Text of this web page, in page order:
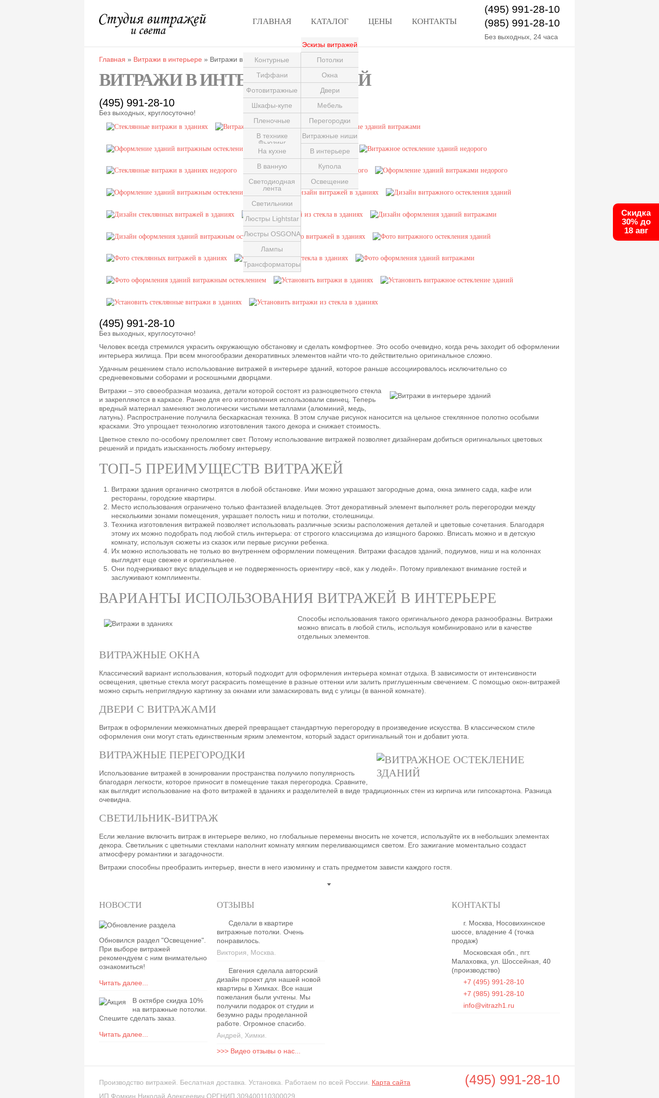
ГЛАВНАЯ КАТАЛОГ
Эскизы витражей
Потолки
Контурные
Тиффани
Фотовитражные
Пескоструйные
Пленочные
В технике
Фьюзинг
С лазерной
гравировкой
Окна
Двери
Мебель
Шкафы-купе
Перегородки
Витражные ниши
В интерьере
На кухне
В ванную
Для гостиной
В зданиях
Купола
Освещение
Светодиодная
лента
Светильники
Люстры Lightstar
Люстры OSGONA
Лампы
Трансформаторы
ЦЕНЫ КОНТАКТЫ
(495) 991-28-10
(985) 991-28-10
Без выходных, 24 часа
Главная » Витражи в интерьере » Витражи в зданиях
ВИТРАЖИ В ИНТЕРЬЕРЕ ЗДАНИЙ
(495) 991-28-10
Без выходных, круглосуточно!
(495) 991-28-10
Без выходных, круглосуточно!
Человек всегда стремился украсить окружающую обстановку и сделать комфортнее. Это особо очевидно, когда речь заходит об оформлении
интерьера жилища. При всем многообразии декоративных элементов найти что-то действительно оригинальное сложно.
Удачным решением стало использование витражей в интерьере зданий, которое раньше ассоциировалось исключительно со
средневековыми соборами и роскошными дворцами.
Витражи – это своеобразная мозаика, детали которой состоят из разноцветного стекла
и закрепляются в каркасе. Ранее для его изготовления использовали свинец. Теперь
вредный материал заменяют экологически чистыми металлами (алюминий, медь,
латунь). Распространение получила бескаркасная техника. В этом случае рисунок наносится на цельное стеклянное полотно особыми
красками. Это упрощает технологию изготовления такого декора и снижает стоимость.
Цветное стекло по-особому преломляет свет. Потому использование витражей позволяет дизайнерам добиться оригинальных цветовых
решений и придать изысканность любому интерьеру.
ТОП-5 ПРЕИМУЩЕСТВ ВИТРАЖЕЙ
Витражи здания органично смотрятся в любой обстановке. Ими можно украшают загородные дома, окна зимнего сада, кафе или
рестораны, городские квартиры.
Место использования ограничено только фантазией владельцев. Этот декоративный элемент выполняет роль перегородки между
несколькими зонами помещения, украшает полость ниш и потолки, столешницы.
Техника изготовления витражей позволяет использовать различные эскизы расположения деталей и цветовые сочетания. Благодаря
этому их можно подобрать под любой стиль интерьера: от строгого классицизма до изящного барокко. Вписать можно и в детскую
комнату, используя сюжеты из сказок или первые рисунки ребенка.
Их можно использовать не только во внутреннем оформлении помещения. Витражи фасадов зданий, подиумов, ниш и на колоннах
выглядят еще свежее и оригинальнее.
Они подчеркивают вкус владельцев и не подверженность ориентиру «всё, как у людей». Потому привлекают внимание гостей и
заслуживают комплименты.
ВАРИАНТЫ ИСПОЛЬЗОВАНИЯ ВИТРАЖЕЙ В ИНТЕРЬЕРЕ
Способы использования такого оригинального декора разнообразны. Витражи
можно вписать в любой стиль, используя комбинировано или в качестве
отдельных элементов.
ВИТРАЖНЫЕ ОКНА
Классический вариант использования, который подходит для оформления интерьера комнат отдыха. В зависимости от интенсивности
освещения, цветные стекла могут раскрасить помещение в разные оттенки или залить приглушенным свечением. С помощью окон-витражей
можно скрыть неприглядную картинку за окнами или замаскировать вид с улицы (в ванной комнате).
ДВЕРИ С ВИТРАЖАМИ
Витраж в оформлении межкомнатных дверей превращает стандартную перегородку в произведение искусства. В классическом стиле
оформления они могут стать единственным ярким элементом, который задаст оригинальный тон и добавит уюта.
ВИТРАЖНЫЕ ПЕРЕГОРОДКИ
Использование витражей в зонировании пространства получило популярность
благодаря легкости, которое приносит в помещение такая перегородка. Сравните,
как выглядит использование на фото витражей в зданиях и разделителей в виде традиционных стен из кирпича или гипсокартона. Разница
очевидна.
СВЕТИЛЬНИК-ВИТРАЖ
Если желание включить витраж в интерьере велико, но глобальные перемены вносить не хочется, используйте их в небольших элементах
декора. Светильник с цветными стеклами наполнит комнату мягким переливающимся светом. Его зажигание моментально создаст
атмосферу романтики и загадочности.
Витражи способны преобразить интерьер, внести в него изюминку и стать предметом зависти каждого гостя.
НОВОСТИ
Обновился раздел "Освещение".
При выборе витражей
рекомендуем с ним внимательно
ознакомиться!
Читать далее...
В октябре скидка 10%
на витражные потолки.
Спешите сделать заказ.
Читать далее...
ОТЗЫВЫ
Сделали в квартире
витражные потолки. Очень
понравилось.
Виктория, Москва.
Евгения сделала авторский
дизайн проект для нашей новой
квартиры в Химках. Все наши
пожелания были учтены. Мы
получили подарок от студии и
безумно рады проделанной
работе. Огромное спасибо.
Андрей, Химки.
>>> Видео отзывы о нас...
КОНТАКТЫ
г. Москва, Носовихинское
шоссе, владение 4 (точка
продаж)
Московская обл., пгт.
Малаховка, ул. Шоссейная, 40
(производство)
+7 (495) 991-28-10
+7 (985) 991-28-10
info@vitrazh1.ru
Производство витражей. Беслатная доставка. Установка. Работаем по всей России. Карта сайта
ИП Фомкин Николай Алексеевич ОРГНИП 309400110300029
(495) 991-28-10
Скидка
30% до
18 авг